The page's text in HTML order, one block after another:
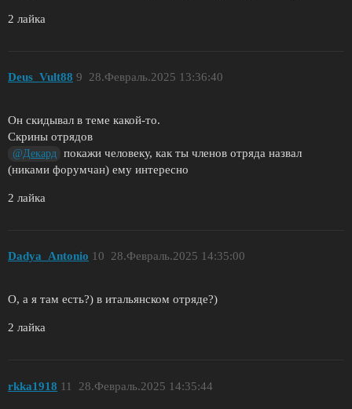
2 лайка
Deus_Vult88 28.Февраль.2025 13:36:40
9
Он скидывал в теме какой-то.
Скрины отрядов
@Декард
покажи человеку, как ты членов отряда назвал
(никами форумчан) ему интересно
2 лайка
Dadya_Antonio 28.Февраль.2025 14:35:00
10
О, а я там есть?) в итальянском отряде?)
2 лайка
rkka1918 28.Февраль.2025 14:35:44
11